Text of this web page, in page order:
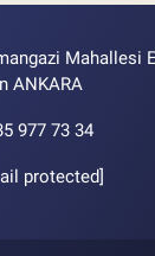
Mahallesi
ANKARA
977 73 34
protected]